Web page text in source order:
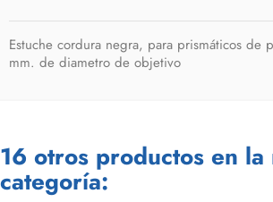
Estuche cordura negra, para prismáticos de
mm. de diametro de objetivo
16 otros productos en la
categoría: